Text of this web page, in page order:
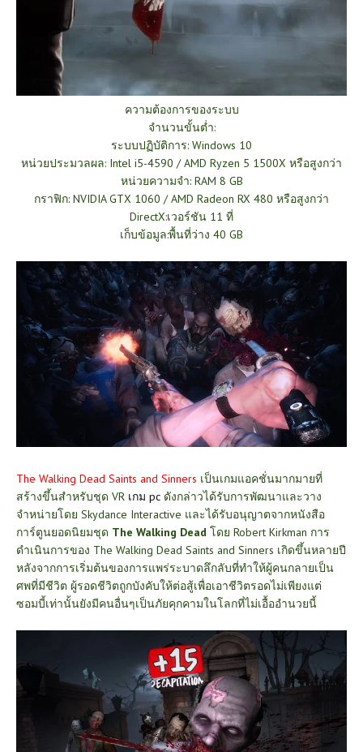
ความต้องการของระบบ
จำนวนขั้นต่ำ:
ระบบปฏิบัติการ: Windows 10
หน่วยประมวลผล: Intel i5-4590 / AMD Ryzen 5 1500X หรือสูงกว่า
หน่วยความจำ: RAM 8 GB
กราฟิก: NVIDIA GTX 1060 / AMD Radeon RX 480 หรือสูงกว่า
DirectX:เวอร์ชัน 11 ที่
เก็บข้อมูล:พื้นที่ว่าง 40 GB
The Walking Dead Saints and Sinners เป็นเกมแอคชั่นมากมายที่
สร้างขึ้นสำหรับชุด VR เกม pc ดังกล่าวได้รับการพัฒนาและวาง
จำหน่ายโดย Skydance Interactive และได้รับอนุญาตจากหนังสือ
การ์ตูนยอดนิยมชุด The Walking Dead โดย Robert Kirkman การ
ดำเนินการของ The Walking Dead Saints and Sinners เกิดขึ้นหลายปี
หลังจากการเริ่มต้นของการแพร่ระบาดลึกลับที่ทำให้ผู้คนกลายเป็น
ศพที่มีชีวิต ผู้รอดชีวิตถูกบังคับให้ต่อสู้เพื่อเอาชีวิตรอดไม่เพียงแต่
ซอมบี้เท่านั้นยังมีคนอื่นๆเป็นภัยคุกคามในโลกที่ไม่เอื้ออำนวยนี้